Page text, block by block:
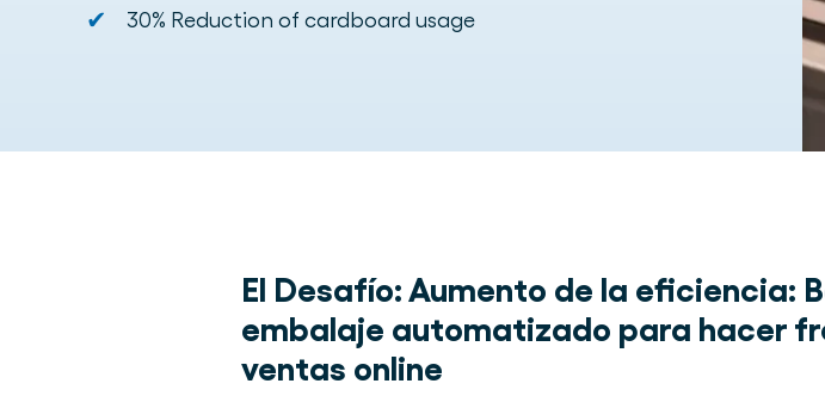
✔ 30% Reduction of cardboard usage
El Desafío:Aumento de la eficiencia:
embalaje automatizado para hacer
ventas online